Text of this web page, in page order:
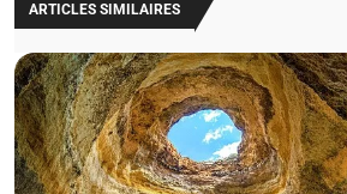
ARTICLES SIMILAIRES